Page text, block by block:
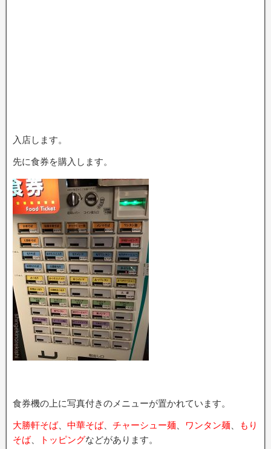
入店します。
先に食券を購入します。
食券機の上に写真付きのメニューが置かれています。
大勝軒そば、 中華そば、 チャーシュー麺 ワンタン麺
もり
そば、 トッピングなどがあります。